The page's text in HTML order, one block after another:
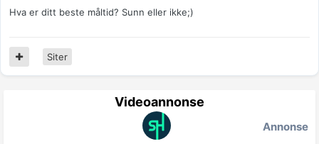
Hva er ditt beste måltid? Sunn eller ikke;)
Siter
Videoannonse
Annonse